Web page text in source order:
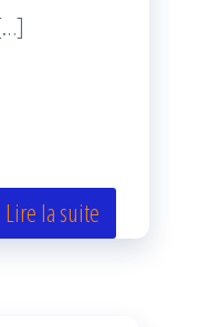
Lire la suite